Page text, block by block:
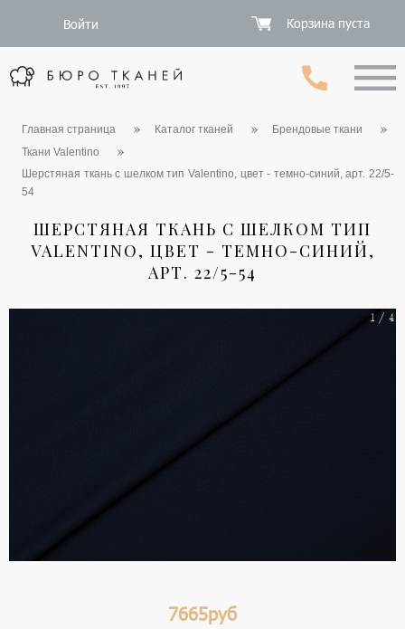
Войти Корзина пуста
Главная страница Каталог тканей
Брендовые ткани
Ткани Valentino
Шерстяная ткань с шелком тип Valentino, цвет - темно-синий, арт. 22/5-
54
ШЕРСТЯНАЯ ТКАНЬ С ШЕЛКОМ ТИП
VALENTINO, ЦВЕТ - ТЕМНО-СИНИЙ,
АРТ. 22/5-54
1 / 4
7665руб